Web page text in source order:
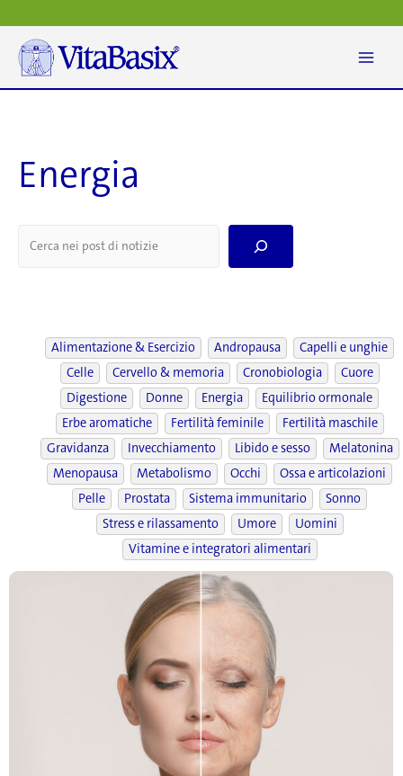
al
contenuto
Energia
Alimentazione & Esercizio
Andropausa
Capelli e unghie
Celle
Cervello & memoria Cronobiologia
Cuore
Digestione
Donne Energia
Equilibrio ormonale
Erbe aromatiche
Fertilità feminile
Fertilità maschile
Gravidanza
Invecchiamento Libido e sesso
Melatonina
Menopausa
Metabolismo Occhi
Ossa e articolazioni
Pelle
Prostata Sistema immunitario
Sonno
Stress e rilassamento
Umore
Uomini
Vitamine e integratori alimentari